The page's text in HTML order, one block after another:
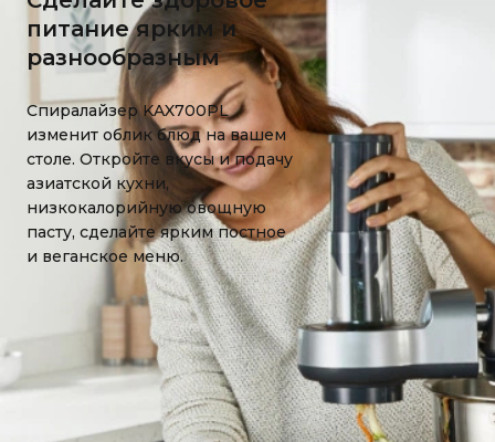
питание ярким и
разнообразным
Спиралайзер KAX700PL
изменит облик блюд на вашем
столе. Откройте вкусы и подачу
азиатской кухни,
низкокалорийную овощную
пасту, сделайте ярким постное
и веганское меню.